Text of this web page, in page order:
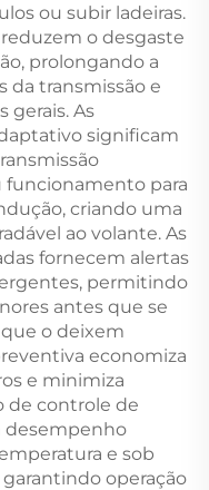
ou subir ladeiras.
o desgaste
prolongando a
da transmissão e
gerais. As
significam
para
criando uma
ao volante. As
fornecem alertas
permitindo
antes que se
o deixem
economiza
e minimiza
de controle de
desempenho
e sob
operação